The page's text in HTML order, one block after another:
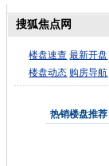
搜狐焦点网
楼盘速查 最新开盘
楼盘动态 购房导航
热销楼盘推荐